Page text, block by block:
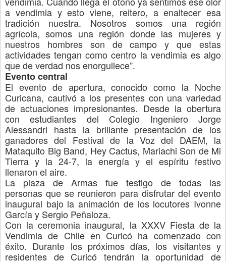
a vendimia y esto viene, reitero, a enaltecer esa
tradición nuestra. Nosotros somos una región
agrícola, somos una región donde las mujeres y
nuestros hombres son de campo y que estas
actividades tengan como centro la vendimia es algo
que de verdad nos enorgullece”.
Evento central
El evento de apertura, conocido como la Noche
Curicana, cautivó a los presentes con una variedad
de actuaciones impresionantes. Desde la obertura
con estudiantes del Colegio Ingeniero Jorge
Alessandri hasta la brillante presentación de los
ganadores del Festival de la Voz del DAEM, la
Mataquito Big Band, HeyCactus, Mariachi Son de Mi
Tierra y la 24-7, la energía y el espíritu festivo
llenaron el aire.
La plaza de Armas fue testigo de todas las
personas que se reunieron para disfrutar del evento
inaugural bajo la animación de los locutores Ivonne
García y Sergio Peñaloza.
Con la ceremonia inaugural, la XXXV Fiesta de la
Vendimia de Chile en Curicó ha comenzado con
éxito. Durante los próximos días, los visitantes y
residentes de Curicó tendrán la oportunidad de